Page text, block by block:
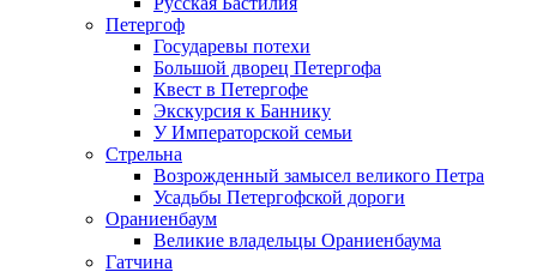
Петергоф
Государевы потехи
Большой дворец Петергофа
Квест в Петергофе
Экскурсия к Баннику
У Императорской семьи
Стрельна
Возрожденный замысел великого Петра
Усадьбы Петергофской дороги
Ораниенбаум
Великие владельцы Ораниенбаума
Гатчина